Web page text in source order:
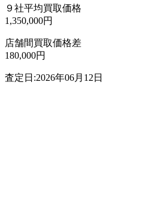
９社平均買取価格
1,350,000円
店舗間買取価格差
180,000円
査定日:2026年06月12日